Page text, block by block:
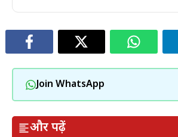
Join WhatsApp
और पढ़ें